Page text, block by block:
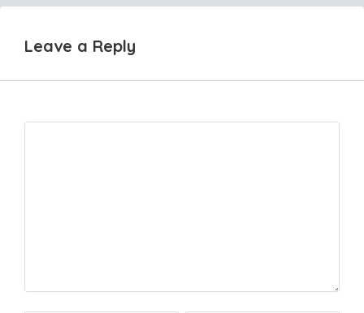
Leave a Reply